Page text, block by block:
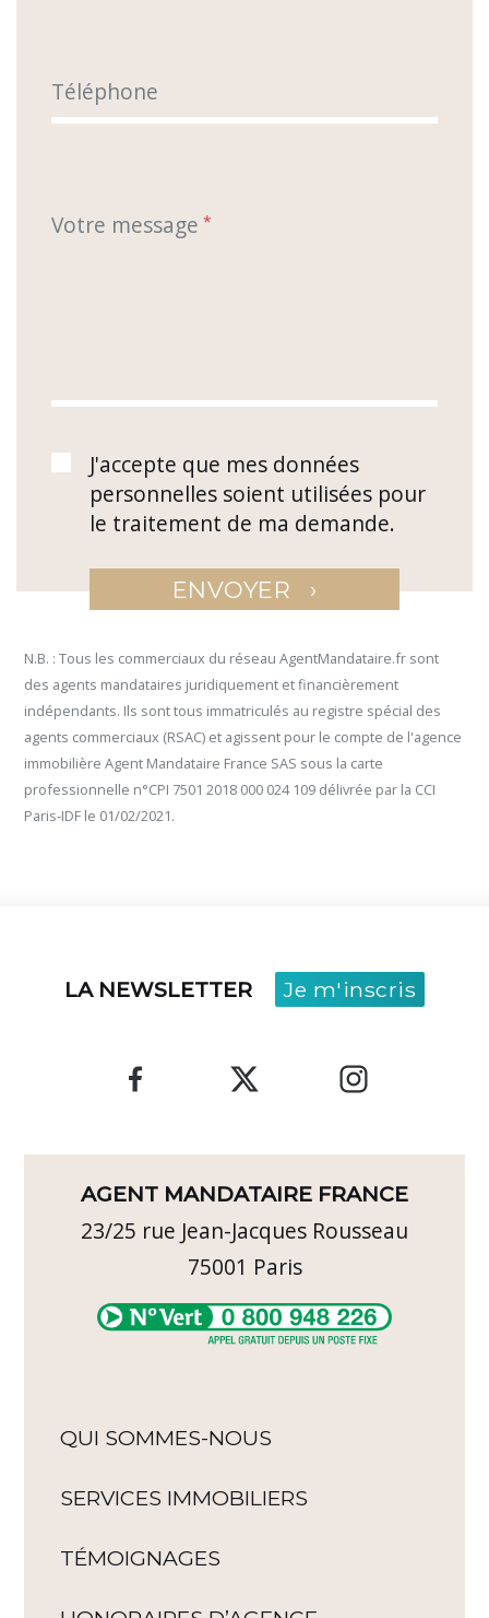
Téléphone
Votre message *
J'accepte que mes données
personnelles soient utilisées pour
le traitement de ma demande.
ENVOYER ›
N.B. : Tous les commerciaux du réseau AgentMandataire.fr sont
des agents mandataires juridiquement et financièrement
indépendants. Ils sont tous immatriculés au registre spécial des
agents commerciaux (RSAC) et agissent pour le compte de l'agence
immobilière Agent Mandataire France SAS sous la carte
professionnelle n°CPI 7501 2018 000 024 109 délivrée par la CCI
Paris-IDF le 01/02/2021.
LA NEWSLETTER Je m'inscris
AGENT MANDATAIRE FRANCE
23/25 rue Jean-Jacques Rousseau
75001 Paris
QUI SOMMES-NOUS
SERVICES IMMOBILIERS
TÉMOIGNAGES